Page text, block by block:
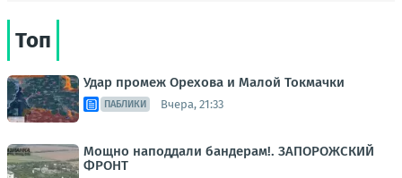
Топ
Удар промеж Орехова и Малой Токмачки
ПАБЛИКИ Вчера, 21:33
Мощно наподдали бандерам!. ЗАПОРОЖСКИЙ
ФРОНТ